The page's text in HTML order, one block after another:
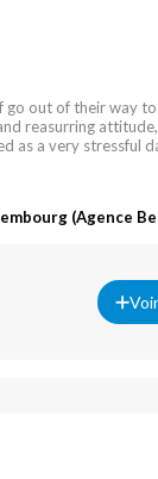
out of their way
reasurring
as a very stressful
(Agence